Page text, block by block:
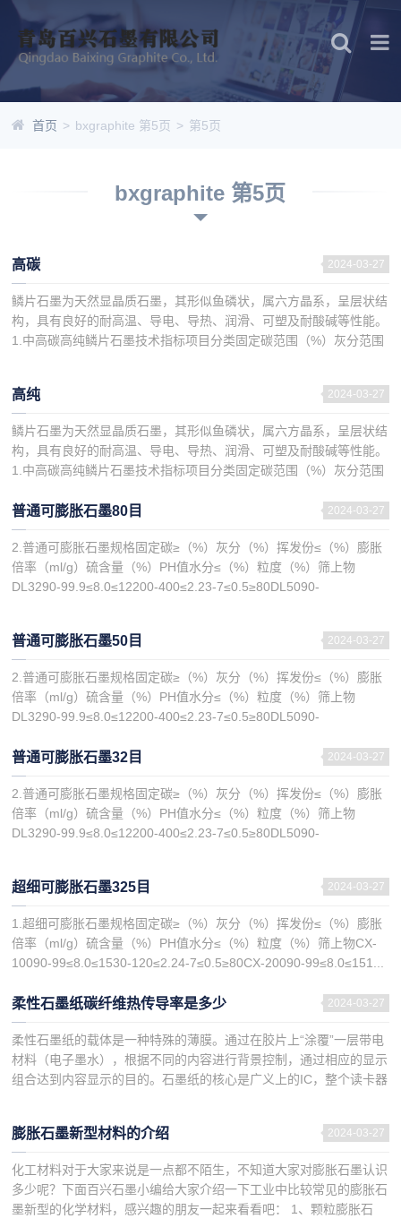
首页 > bxgraphite 第5页 > 第5页
bxgraphite 第5页
2024-03-27
高碳
鳞片石墨为天然显晶质石墨，其形似鱼磷状，属六方晶系，呈层状结
构，具有良好的耐高温、导电、导热、润滑、可塑及耐酸碱等性能。
1.中高碳高纯鳞片石墨技术指标项目分类固定碳范围（%）灰分范围
2024-03-27
高纯
鳞片石墨为天然显晶质石墨，其形似鱼磷状，属六方晶系，呈层状结
构，具有良好的耐高温、导电、导热、润滑、可塑及耐酸碱等性能。
1.中高碳高纯鳞片石墨技术指标项目分类固定碳范围（%）灰分范围
2024-03-27
普通可膨胀石墨80目
2.普通可膨胀石墨规格固定碳≥（%）灰分（%）挥发份≤（%）膨胀
倍率（ml/g）硫含量（%）PH值水分≤（%）粒度（%）筛上物
DL3290-99.9≤8.0≤12200-400≤2.23-7≤0.5≥80DL5090-
2024-03-27
普通可膨胀石墨50目
2.普通可膨胀石墨规格固定碳≥（%）灰分（%）挥发份≤（%）膨胀
倍率（ml/g）硫含量（%）PH值水分≤（%）粒度（%）筛上物
DL3290-99.9≤8.0≤12200-400≤2.23-7≤0.5≥80DL5090-
2024-03-27
普通可膨胀石墨32目
2.普通可膨胀石墨规格固定碳≥（%）灰分（%）挥发份≤（%）膨胀
倍率（ml/g）硫含量（%）PH值水分≤（%）粒度（%）筛上物
DL3290-99.9≤8.0≤12200-400≤2.23-7≤0.5≥80DL5090-
2024-03-27
超细可膨胀石墨325目
1.超细可膨胀石墨规格固定碳≥（%）灰分（%）挥发份≤（%）膨胀
倍率（ml/g）硫含量（%）PH值水分≤（%）粒度（%）筛上物CX-
10090-99≤8.0≤1530-120≤2.24-7≤0.5≥80CX-20090-99≤8.0≤151...
2024-03-27
柔性石墨纸碳纤维热传导率是多少
柔性石墨纸的载体是一种特殊的薄膜。通过在胶片上“涂覆”一层带电
材料（电子墨水），根据不同的内容进行背景控制，通过相应的显示
组合达到内容显示的目的。石墨纸的核心是广义上的IC，整个读卡器
2024-03-27
膨胀石墨新型材料的介绍
化工材料对于大家来说是一点都不陌生，不知道大家对膨胀石墨认识
多少呢？下面百兴石墨小编给大家介绍一下工业中比较常见的膨胀石
墨新型的化学材料，感兴趣的朋友一起来看看吧： 1、颗粒膨胀石